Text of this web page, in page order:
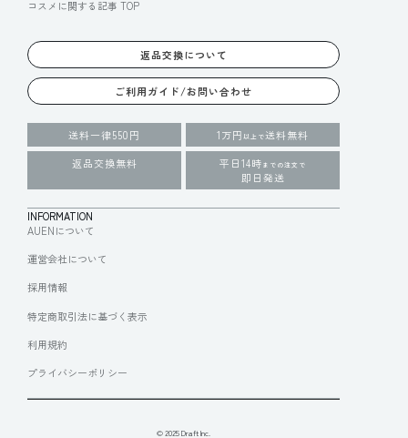
コスメに関する記事 TOP
返品交換について
ご利用ガイド/お問い合わせ
送料一律550円 1万円 以上で送料無料
返品交換無料
平日14時 までの注文で
即日発送
INFORMATION
AUENについて
運営会社について
採用情報
特定商取引法に基づく表示
利用規約
プライバシーポリシー
© 2025 Draft Inc.